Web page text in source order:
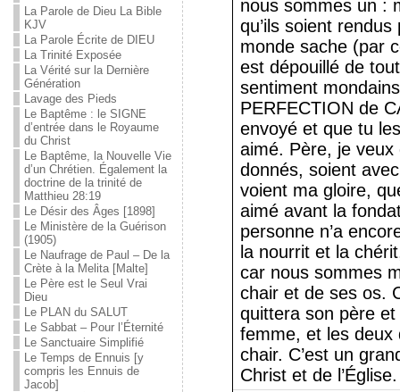
La Parole de Dieu La Bible
KJV
La Parole Écrite de DIEU
La Trinité Exposée
La Vérité sur la Dernière
Génération
Lavage des Pieds
Le Baptême : le SIGNE
d’entrée dans le Royaume
du Christ
Le Baptême, la Nouvelle Vie
d’un Chrétien. Également la
doctrine de la trinité de
Matthieu 28:19
Le Désir des Âges [1898]
Le Ministère de la Guérison
(1905)
Le Naufrage de Paul – De la
Crète à la Melita [Malte]
Le Père est le Seul Vrai
Dieu
Le PLAN du SALUT
Le Sabbat – Pour l’Éternité
Le Sanctuaire Simplifié
Le Temps de Ennuis [y
compris les Ennuis de
Jacob]
nous sommes un :
qu’ils soient
monde sache (par
est dépouillé de
sentiment
PERFECTION de
envoyé et que tu
aimé. Père, je veux
donnés, soient
voient ma gloire,
aimé avant la
personne n’a
la nourrit et la
car nous sommes
chair et de ses os.
quittera son père
femme, et les deux
chair. C’est un
Christ et de